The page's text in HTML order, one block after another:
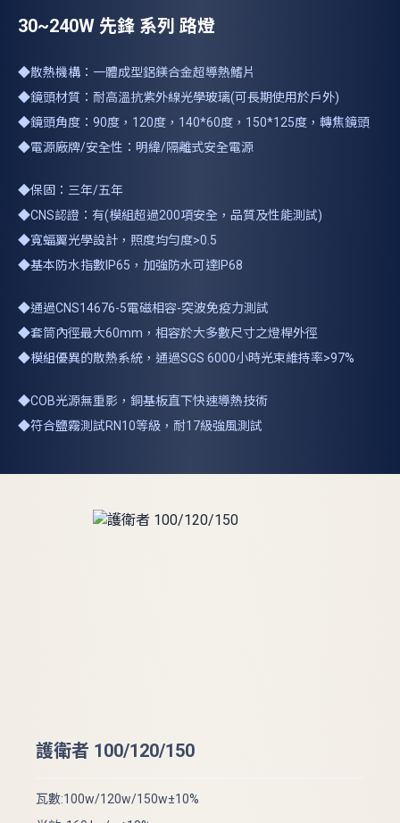
30~240W 先鋒 系列 路燈
◆散熱機構：一體成型鋁鎂合金超導熱鰭片
◆鏡頭材質：耐高溫抗紫外線光學玻璃(可長期使用於戶外)
◆鏡頭角度：90度，120度，140*60度，150*125度，轉焦鏡頭
◆電源廠牌/安全性：明緯/隔離式安全電源
◆保固：三年/五年
◆CNS認證：有(模組超過200項安全，品質及性能測試)
◆寬蝠翼光學設計，照度均勻度>0.5
◆基本防水指數IP65，加強防水可達IP68
◆通過CNS14676-5電磁相容-突波免疫力測試
◆套筒內徑最大60mm，相容於大多數尺寸之燈桿外徑
◆模組優異的散熱系統，通過SGS 6000小時光束維持率>97%
◆COB光源無重影，銅基板直下快速導熱技術
◆符合鹽霧測試RN10等級，耐17級強風測試
護衛者 100/120/150
瓦數:100w/120w/150w±10%